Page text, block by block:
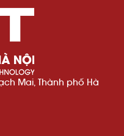
Mai, Thành phố Hà